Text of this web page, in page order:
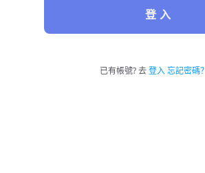
登 入
已有帳號? 去登入忘記密碼？